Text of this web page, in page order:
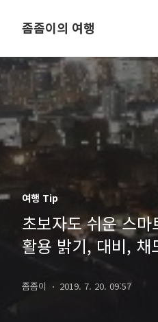
좀좀이의 여행
여행 Tip
초보자도 쉬운 스
활용 밝기, 대비, 채
좀좀이 2019. 7. 20. 09:57